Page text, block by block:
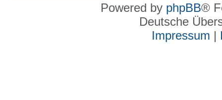
Powered by phpBB®
Deutsche
Impressum |